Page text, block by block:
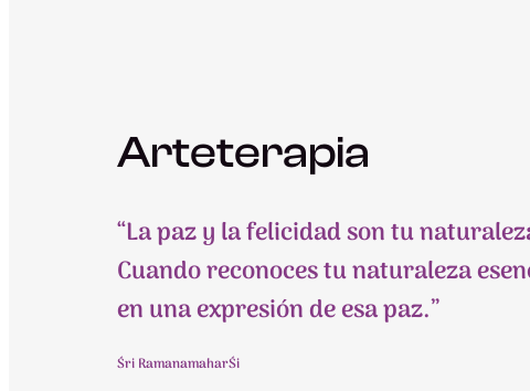
Arteterapia
“La paz y la felicidad son tu
Cuando reconoces tu naturaleza
en una expresión de esa paz.”
Śri RamanamaharŚi